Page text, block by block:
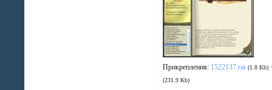
Прикрепления: 1522137.rar (1.8 Kb)
(231.9 Kb)